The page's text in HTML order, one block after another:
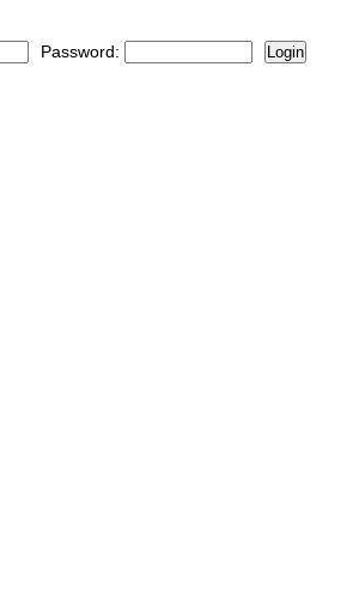
Password: Login